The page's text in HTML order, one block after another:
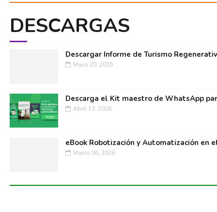
DESCARGAS
Descargar Informe de Turismo
Mayo 20, 2026
Descarga el Kit maestro de WhatsApp
Abril 13, 2026
eBook Robotización y Automatización en
Marzo 06, 2026